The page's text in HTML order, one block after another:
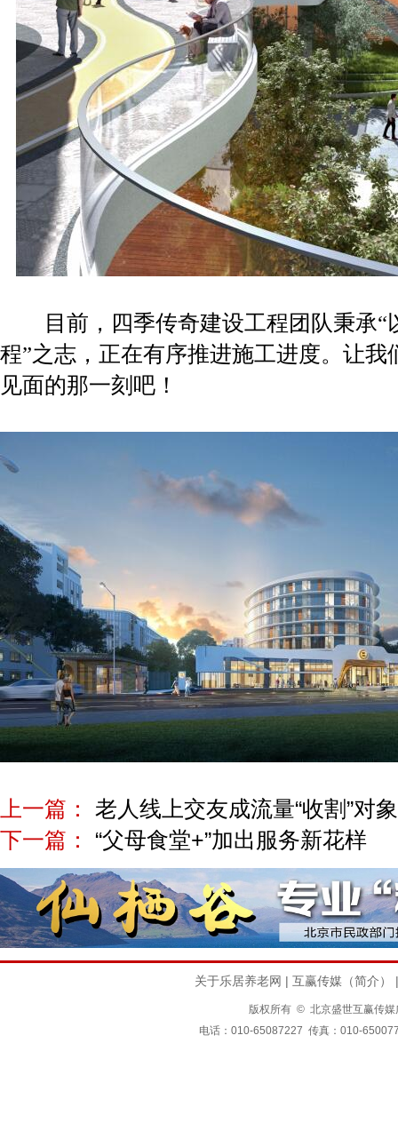
目前，四季传奇建设工程团队秉承“
程”之志，正在有序推进施工进度。让我
见面的那一刻吧！
上一篇：
老人线上交友成流量“收割”对象
下一篇：
“父母食堂+”加出服务新花样
关于乐居养老网 | 互赢传媒（简介）
版权所有 © 北京盛世互赢传
电话：010-65087227 传真：010-